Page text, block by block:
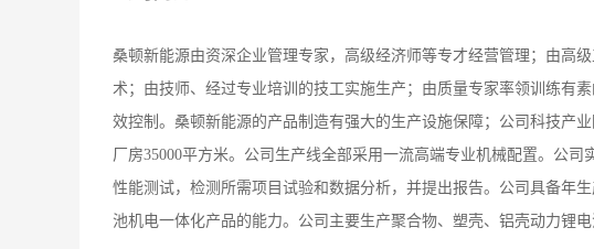
桑顿新能源由资深企业管理专家，高级经济师等专才经营管理；由高
术；由技师、经过专业培训的技工实施生产；由质量专家率领训练有
效控制。桑顿新能源的产品制造有强大的生产设施保障；公司科技产
厂房35000平方米。公司生产线全部采用一流高端专业机械配置。公
性能测试，检测所需项目试验和数据分析，并提出报告。公司具备年
池机电一体化产品的能力。公司主要生产聚合物、塑壳、铝壳动力锂